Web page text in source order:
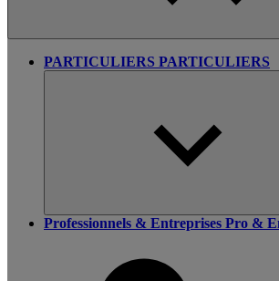
PARTICULIERS PARTICULIERS
Professionnels & Entreprises Pro &